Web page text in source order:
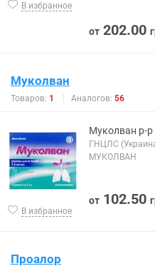
В избранное
от 202.00
Муколван
Товаров: 1 Аналогов: 56
В избранное
Муколван р-
ГНЦЛС
МУКОЛВАН
от 102.50
Проалор